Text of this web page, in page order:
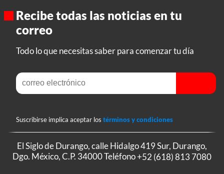
Recibe todas las noticias en tu
correo
Todo lo que necesitas saber para comenzar tu día
Suscribirse implica aceptar los términos y condiciones
El Siglo de Durango, calle Hidalgo 419 Sur, Durango,
Dgo. México, C.P. 34000 Teléfono+52 (618) 813 7080